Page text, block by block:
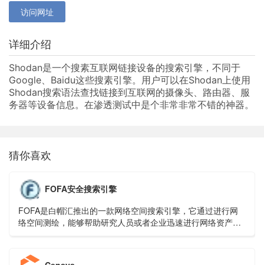
访问网址
详细介绍
Shodan是一个搜素互联网链接设备的搜索引擎，不同于
Google、Baidu这些搜素引擎。用户可以在Shodan上使用
Shodan搜索语法查找链接到互联网的摄像头、路由器、服
务器等设备信息。在渗透测试中是个非常非常不错的神器。
猜你喜欢
FOFA安全搜索引擎
FOFA是白帽汇推出的一款网络空间搜索引擎，它通过进行网
络空间测绘，能够帮助研究人员或者企业迅速进行网络资产匹